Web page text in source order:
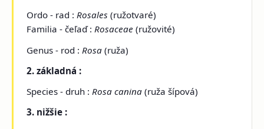
Ordo - rad :Rosales (ružotvaré)
Familia - čeľaď :Rosaceae (ružovité)
Genus - rod : Rosa (ruža)
2. základná :
Species - druh : Rosa canina (ruža šípová)
3. nižšie :